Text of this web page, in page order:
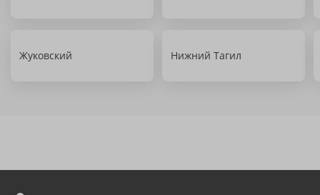
Жуковский Нижний Тагил